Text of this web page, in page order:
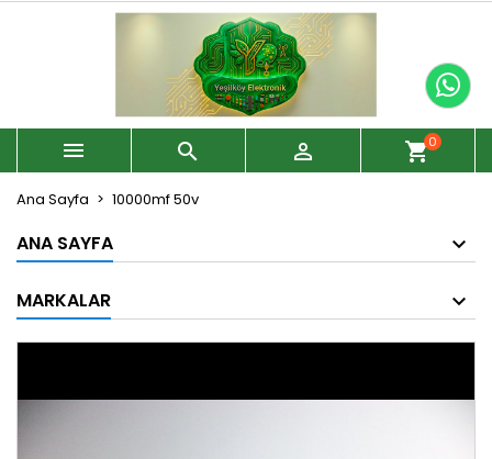
   shopping_cart0
Ana Sayfa 10000mf 50v
ANA SAYFA
MARKALAR